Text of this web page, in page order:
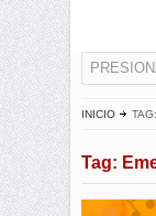
INICIO
Tag: